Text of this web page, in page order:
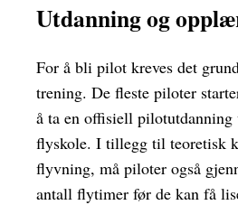
Utdanning og
For å bli pilot kreves det
trening. De fleste piloter
å ta en offisiell pilotutdanning
flyskole. I tillegg til teoretisk
flyvning, må piloter også
antall flytimer før de kan få